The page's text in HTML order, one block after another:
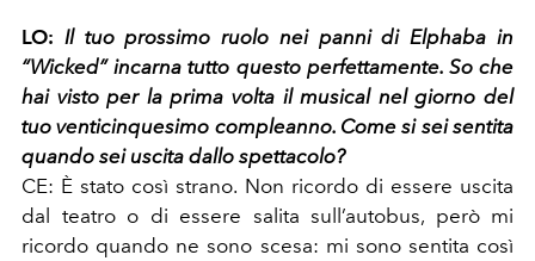
LO: Il tuo prossimo ruolo nei panni di Elphaba in
“Wicked” incarna tutto questo perfettamente. So che
hai visto per la prima volta il musical nel giorno del
tuo venticinquesimo compleanno. Come si sei sentita
quando sei uscita dallo spettacolo?
CE: È stato così strano. Non ricordo di essere uscita
dal teatro o di essere salita sull’autobus, però mi
ricordo quando ne sono scesa: mi sono sentita così